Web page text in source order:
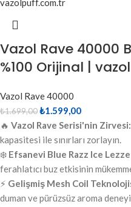
Vazol Rave 40000
%100 Orijinal |
Vazol Rave 40000
₺1.699,00₺1.599,00
🔥 Vazol Rave Serisi'nin Zirvesi:
kapasitesi ile sınırları zorlayın.
❄️ Efsanevi Blue Razz Ice
ferahlatıcı buz etkisinin
⚡ Gelişmiş Mesh Coil
duman ve pürüzsüz aroma